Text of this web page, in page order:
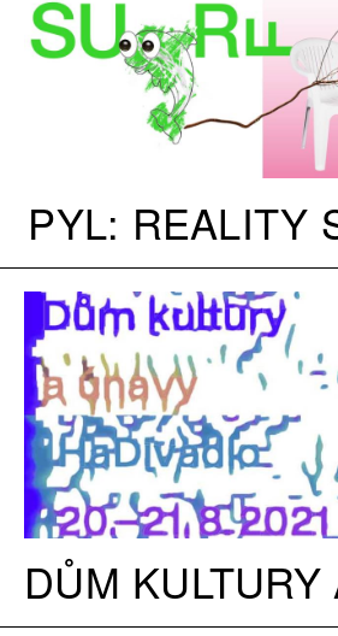
PYL: REALITY
DŮM